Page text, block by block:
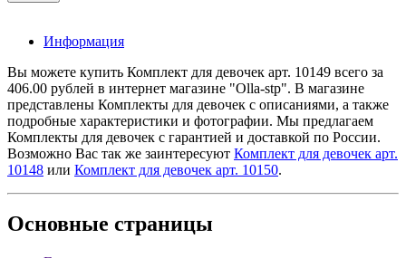
Информация
Вы можете купить Комплект для девочек арт. 10149 всего за
406.00 рублей в интернет магазине "Olla-stp". В магазине
представлены Комплекты для девочек с описаниями, а также
подробные характеристики и фотографии. Мы предлагаем
Комплекты для девочек с гарантией и доставкой по России.
Возможно Вас так же заинтересуют Комплект для девочек арт.
10148 или Комплект для девочек арт. 10150.
Основные страницы